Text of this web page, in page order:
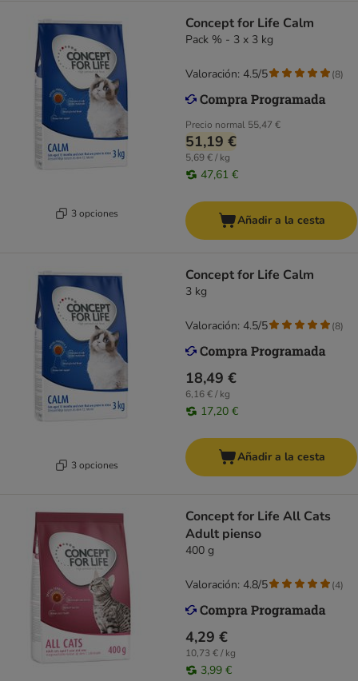
3 opciones
Concept for Life Calm
Pack % - 3 x 3 kg
Precio normal 55,47 €
51,19 €
5,69 € / kg
47,61 €
Valoración: 4.5/5 (8)
Añadir a la cesta
3 opciones
Concept for Life Calm
3 kg
18,49 €
6,16 € / kg
17,20 €
Valoración: 4.5/5 (8)
Añadir a la cesta
Concept for Life All Cats
Adult pienso
400 g
4,29 €
10,73 € / kg
3,99 €
Valoración: 4.8/5 (4)